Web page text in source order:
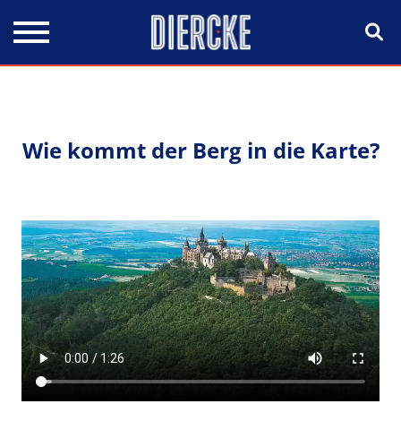
Wie kommt der Berg in die Karte?